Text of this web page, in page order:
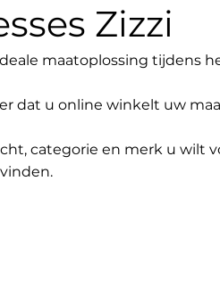
Zizzi
maatoplossing tijdens
dat u online winkelt uw
categorie en merk u wilt